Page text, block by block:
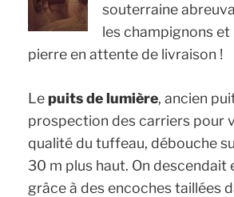
souterraine
les champignons et
pierre en attente de livraison !
Lepuits de lumière, ancien
prospection des carriers pour
qualité du tuffeau, débouche
30 m plus haut. On
grâce à des encoches taillées